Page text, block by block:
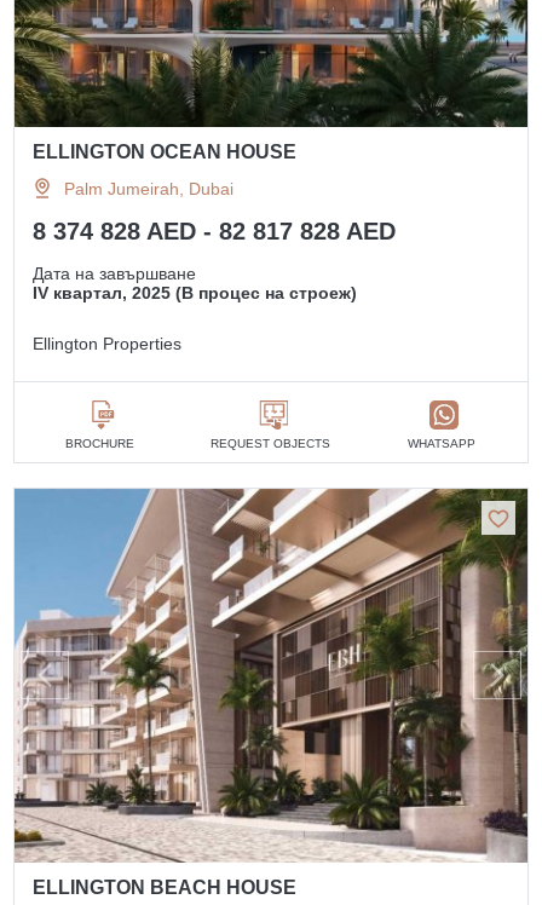
ELLINGTON OCEAN HOUSE
Palm Jumeirah, Dubai
8 374 828 AED - 82 817 828 AED
Дата на завършване
IV квартал, 2025 (В процес на строеж)
Ellington Properties
BROCHURE REQUEST OBJECTS WHATSAPP
ELLINGTON BEACH HOUSE